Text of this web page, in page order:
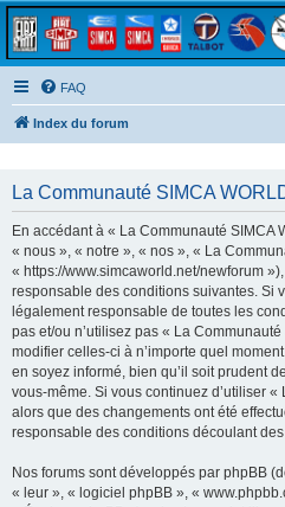
FAQ
Index du forum
La Communauté SIMCA
En accédant à « La Communauté SIMCA
« nous », « notre », « nos », « La
« https://www.simcaworld.net/newforum
responsable des conditions suivantes. Si
légalement responsable de toutes les
pas et/ou n’utilisez pas « La
modifier celles-ci à n’importe quel
en soyez informé, bien qu’il soit prudent
vous-même. Si vous continuez d’utiliser
alors que des changements ont été
responsable des conditions découlant
Nos forums sont développés par phpBB
« leur », « logiciel phpBB », «